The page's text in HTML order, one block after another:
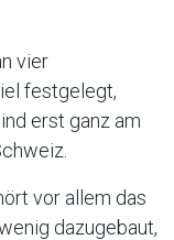
vier
festgelegt,
erst ganz am
vor allem das
dazugebaut,